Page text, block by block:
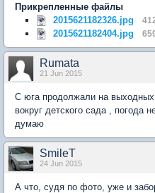
Прикрепленные файлы
2015621182326.jpg
2015621182404.jpg
Rumata
21 Jun 2015
С юга продолжали на
вокруг детского сада , погода
думаю
SmileT
24 Jun 2015
А что, судя по фото, уже и